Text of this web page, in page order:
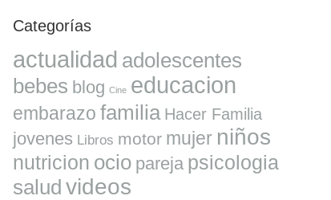
Categorías
actualidad adolescentes
bebes blog Cine educacion
embarazo familia Hacer Familia
jovenes Libros motor mujer niños
nutricion ocio pareja psicologia
salud videos